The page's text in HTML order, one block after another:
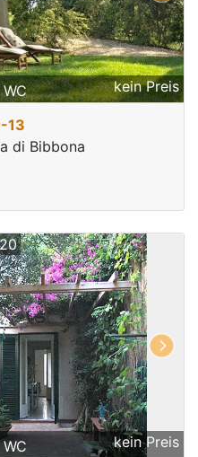
kein Preis
13
di Bibbona
kein Preis